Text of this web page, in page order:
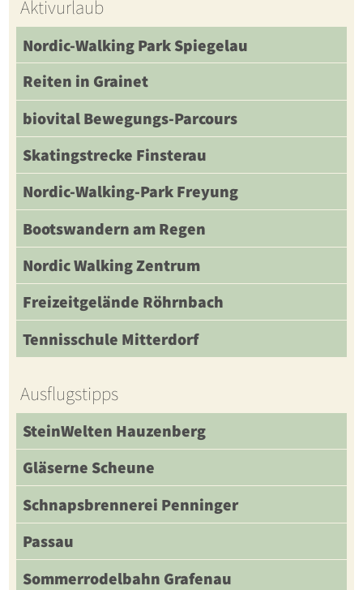
Aktivurlaub
Nordic-Walking Park Spiegelau
Reiten in Grainet
biovital Bewegungs-Parcours
Skatingstrecke Finsterau
Nordic-Walking-Park Freyung
Bootswandern am Regen
Nordic Walking Zentrum
Freizeitgelände Röhrnbach
Tennisschule Mitterdorf
Ausflugstipps
SteinWelten Hauzenberg
Gläserne Scheune
Schnapsbrennerei Penninger
Passau
Sommerrodelbahn Grafenau